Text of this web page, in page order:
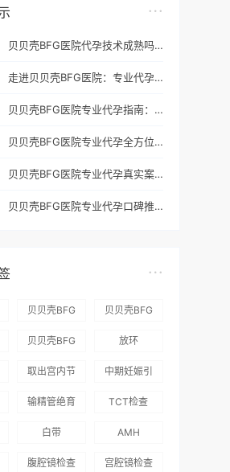
贝贝壳BFG医院代孕技术成熟吗？专业代孕团队保驾护航
走进贝贝壳BFG医院：专业代孕的实验室环境与操作流程
贝贝壳BFG医院专业代孕指南：如何提高代孕试管的成功率？
贝贝壳BFG医院专业代孕全方位质控，科学管理生育每一步
贝贝壳BFG医院专业代孕真实案例：他们是如何在这里圆梦的
贝贝壳BFG医院专业代孕口碑推荐：听听老客户的真实评价
贝贝壳BFG
96.3%，“医
得分最高
贝贝壳BFG
划”：抱娃
贝贝壳BFG
海外辅助生
放环
取出宫内节
中期妊娠引
输精管绝育
TCT检查
白带 AMH
腹腔镜检查 宫腔镜检查